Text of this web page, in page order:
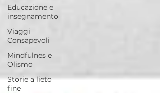
Educazione e
insegnamento
Viaggi
Consapevoli
Mindfulnes e
Olismo
Storie a lieto
fine